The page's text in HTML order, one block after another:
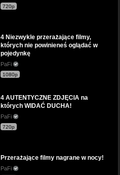
720p
4 Niezwykle przerażające filmy,
których nie powinieneś oglądać w
pojedynkę
PaFi
1080p
4 AUTENTYCZNE ZDJĘCIA na
których WIDAĆ DUCHA!
PaFi
720p
Przerażające filmy nagrane w nocy!
PaFi